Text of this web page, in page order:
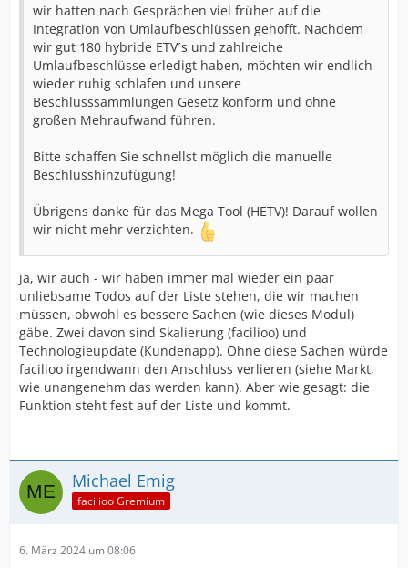
wir hatten nach Gesprächen viel früher auf die
Integration von Umlaufbeschlüssen gehofft. Nachdem
wir gut 180 hybride ETV´s und zahlreiche
Umlaufbeschlüsse erledigt haben, möchten wir endlich
wieder ruhig schlafen und unsere
Beschlusssammlungen Gesetz konform und ohne
großen Mehraufwand führen.
Bitte schaffen Sie schnellst möglich die manuelle
Beschlusshinzufügung!
Übrigens danke für das Mega Tool (HETV)! Darauf wollen
wir nicht mehr verzichten.
ja, wir auch - wir haben immer mal wieder ein paar
unliebsame Todos auf der Liste stehen, die wir machen
müssen, obwohl es bessere Sachen (wie dieses Modul)
gäbe. Zwei davon sind Skalierung (facilioo) und
Technologieupdate (Kundenapp). Ohne diese Sachen würde
facilioo irgendwann den Anschluss verlieren (siehe Markt,
wie unangenehm das werden kann). Aber wie gesagt: die
Funktion steht fest auf der Liste und kommt.
Michael Emig
facilioo Gremium
6. März 2024 um 08:06